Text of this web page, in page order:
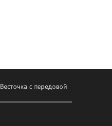
Весточка с передовой